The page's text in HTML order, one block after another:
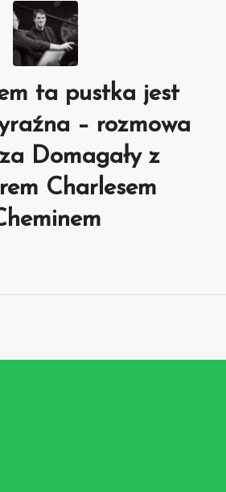
ta pustka jest
– rozmowa
Domagały z
Charlesem